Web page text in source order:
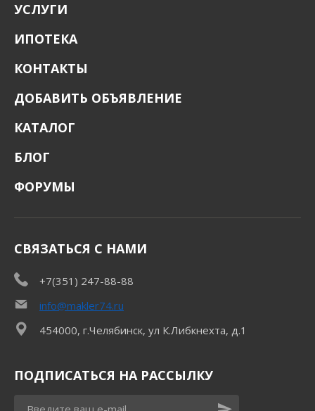
УСЛУГИ
ИПОТЕКА
КОНТАКТЫ
ДОБАВИТЬ ОБЪЯВЛЕНИЕ
КАТАЛОГ
БЛОГ
ФОРУМЫ
СВЯЗАТЬСЯ С НАМИ
+7(351) 247-88-88
info@makler74.ru
454000, г.Челябинск, ул К.Либкнехта, д.1
ПОДПИСАТЬСЯ НА РАССЫЛКУ